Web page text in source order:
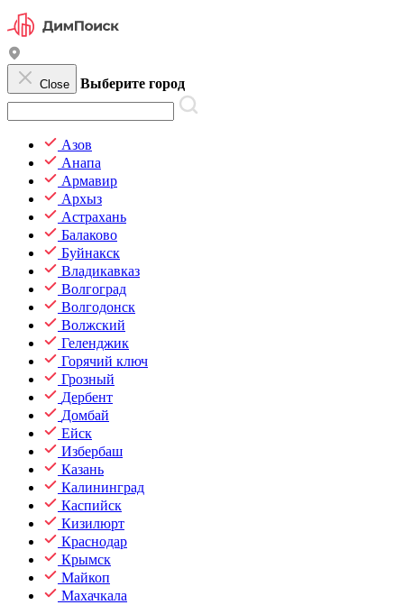
Close Выберите город
Азов
Анапа
Армавир
Архыз
Астрахань
Балаково
Буйнакск
Владикавказ
Волгоград
Волгодонск
Волжский
Геленджик
Горячий ключ
Грозный
Дербент
Домбай
Ейск
Избербаш
Казань
Калининград
Каспийск
Кизилюрт
Краснодар
Крымск
Майкоп
Махачкала